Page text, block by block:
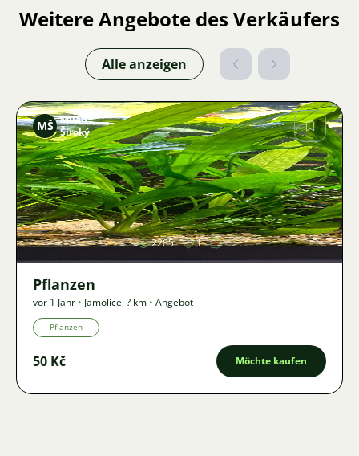
Weitere Angebote des Verkäufers
Alle anzeigen
Bild
MŠ Milan
Široký
2285 1
Pflanzen
vor 1 Jahr • Jamolice,? km • Angebot
Pflanzen
50 Kč Möchte kaufen